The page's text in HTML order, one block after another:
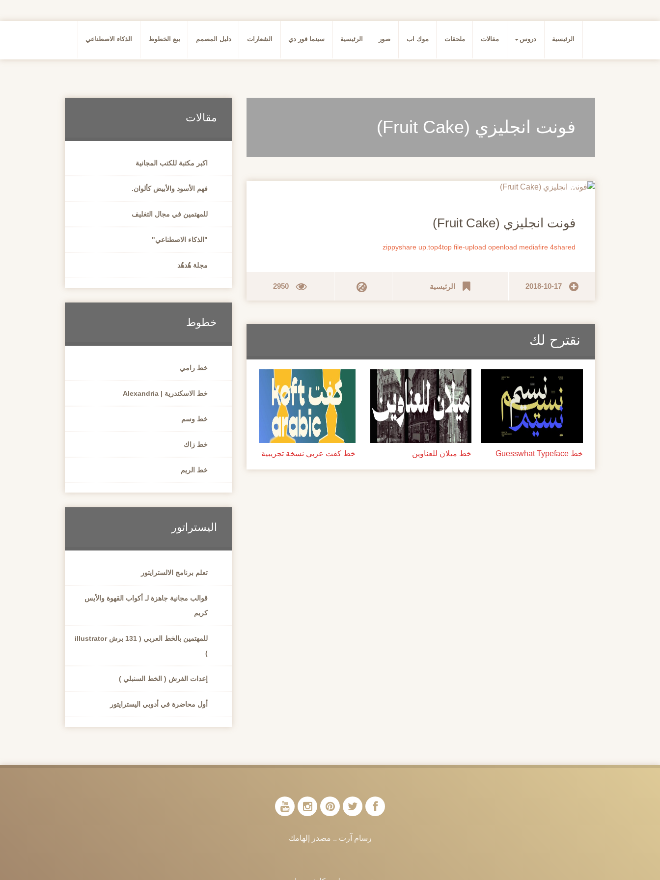
الرئيسية دروس مقالات ملحقات موك اب صور الرئيسية سينما فور دي الشعارات دليل المصمم بيع الخطوط الذكاء الاصطناعي
فونت انجليزي (Fruit Cake)
20
فونت انجليزي (Fruit Cake)
zippyshare up.top4top file-upload openload mediafire 4shared
2018-10-17 الرئيسية 2950
نقترح لك
خط Guesswhat Typeface خط ميلان للعناوين خط كفت عربي نسخة تجريبية
مقالات
اكبر مكتبة للكتب المجانية
فهم الأسود والأبيض كألوان.
للمهتمين في مجال التغليف
"الذكاء الاصطناعي"
مجلة هُدهُد
خطوط
خط رامي
خط الاسكندرية | Alexandria
خط وسم
خط زاك
خط الريم
اليستراتور
تعلم برنامج الالسترايتور
قوالب مجانية جاهزة لـ أكواب القهوة والأيس
كريم
للمهتمين بالخط العربي ( 131 برش illustrator
)
إعدات الفرش ( الخط السنبلي )
أول محاضرة في أدوبي اليسترايتور
رسام آرت .. مصدر إلهامك